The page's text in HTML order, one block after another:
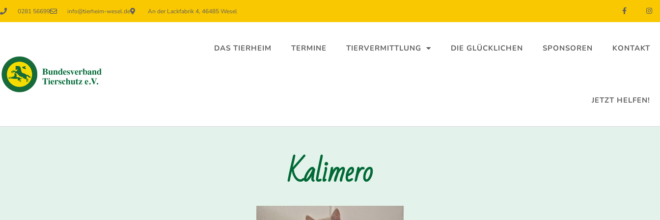
0281 56699 info@tierheim-wesel.de An der Lackfabrik 4, 46485 Wesel
DAS TIERHEIM TERMINE TIERVERMITTLUNG DIE GLÜCKLICHEN SPONSOREN KONTAKT
JETZT HELFEN!
Kalimero